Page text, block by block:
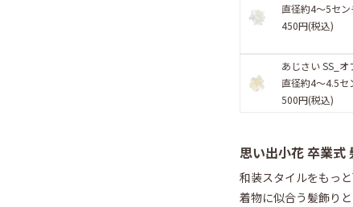
直径約4〜5セン
450円(税込)
あじさい SS_オ
直径約4〜4.5セ
500円(税込)
思い出小花 卒業式
和装スタイルをもっと
着物に似合う髪飾り